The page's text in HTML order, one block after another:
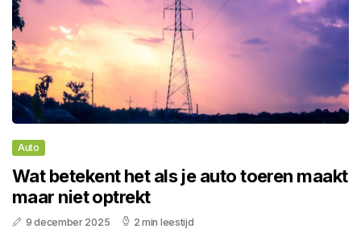
Auto
Wat betekent het als je auto toeren maakt
maar niet optrekt
9 december 2025 2 min leestijd